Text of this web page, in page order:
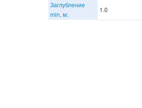
Заглубление
min, м:
1.0